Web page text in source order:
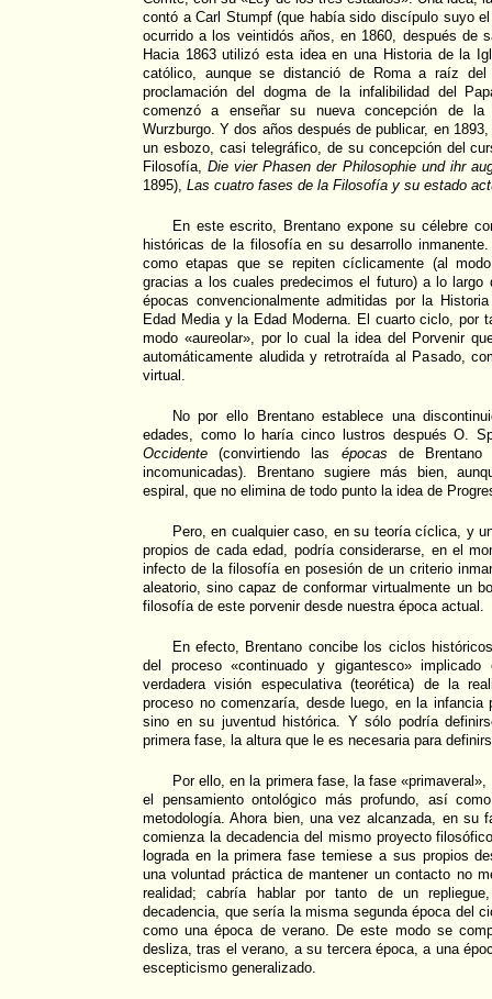
contó a Carl Stumpf (que había sido discípulo suyo
ocurrido a los veintidós años, en 1860, después de
Hacia 1863 utilizó esta idea en una Historia de la
católico, aunque se distanció de Roma a raíz
proclamación del dogma de la infalibilidad del
comenzó a enseñar su nueva concepción de
Wurzburgo. Y dos años después de publicar, en
un esbozo, casi telegráfico, de su concepción del
Filosofía,Die vier Phasen der Philosophie und ihr
1895), Las cuatro fases de la Filosofía y su estado
En este escrito, Brentano expone su célebre
históricas de la filosofía en su desarrollo
como etapas que se repiten cíclicamente (al
gracias a los cuales predecimos el futuro) a lo largo
épocas convencionalmente admitidas por la
Edad Media y la Edad Moderna. El cuarto ciclo, por
modo «aureolar», por lo cual la idea del Porvenir
automáticamente aludida y retrotraída al Pasado,
virtual.
No por ello Brentano establece una
edades, como lo haría cinco lustros después O.
Occidente (convirtiendo las épocas de
incomunicadas). Brentano sugiere más bien,
espiral, que no elimina de todo punto la idea de
Pero, en cualquier caso, en su teoría cíclica, y
propios de cada edad, podría considerarse, en el
infecto de la filosofía en posesión de un criterio
aleatorio, sino capaz de conformar virtualmente un
filosofía de este porvenir desde nuestra época actual.
En efecto, Brentano concibe los ciclos
del proceso «continuado y gigantesco»
verdadera visión especulativa (teorética) de la
proceso no comenzaría, desde luego, en la infancia
sino en su juventud histórica. Y sólo podría
primera fase, la altura que le es necesaria para
Por ello, en la primera fase, la fase
el pensamiento ontológico más profundo, así
metodología. Ahora bien, una vez alcanzada, en su
comienza la decadencia del mismo proyecto
lograda en la primera fase temiese a sus propios
una voluntad práctica de mantener un contacto no
realidad; cabría hablar por tanto de un
decadencia, que sería la misma segunda época del
como una época de verano. De este modo se
desliza, tras el verano, a su tercera época, a una
escepticismo generalizado.